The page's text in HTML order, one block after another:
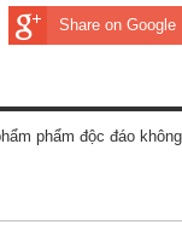
Share on Google
phẩm độc đáo